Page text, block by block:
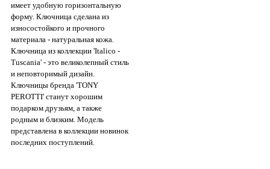
имеет удобную горизонтальную
форму. Ключница сделана из
износостойкого и прочного
материала - натуральная кожа.
Ключница из коллекции 'Italico -
Tuscania' - это великолепный стиль
и неповторимый дизайн.
Ключницы бренда 'TONY
PEROTTI' станут хорошим
подарком друзьям, а также
родным и близким. Модель
представлена в коллекции новинок
последних поступлений.